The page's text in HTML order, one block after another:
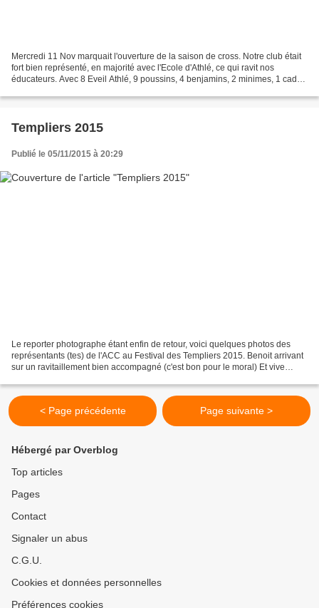
Mercredi 11 Nov marquait l'ouverture de la saison de cross. Notre club était
fort bien représenté, en majorité avec l'Ecole d'Athlé, ce qui ravit nos
éducateurs. Avec 8 Eveil Athlé, 9 poussins, 4 benjamins, 2 minimes, 1 cadet
Templiers 2015
Publié le 05/11/2015 à 20:29
Le reporter photographe étant enfin de retour, voici quelques photos des
représentants (tes) de l'ACC au Festival des Templiers 2015. Benoit arrivant
sur un ravitaillement bien accompagné (c'est bon pour le moral) Et vive
< Page précédente Page suivante >
Hébergé par Overblog
Top articles
Pages
Contact
Signaler un abus
C.G.U.
Cookies et données personnelles
Préférences cookies